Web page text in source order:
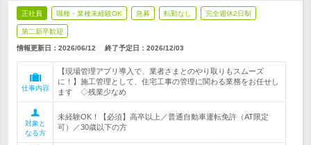
正社員 職種・業種未経験OK 急募 転勤なし 完全週休2日制
第二新卒歓迎
情報更新日：2026/06/12 終了予定日： 2026/12/03
仕事内容
【現場管理アプリ導入で、業者さまとのやり取りもスムーズ
に！】施工管理として、住宅工事の管理に関わる業務をお任せし
ます ◇残業少なめ
対象と
なる方
未経験OK！【必須】高卒以上／普通自動車運転免許（AT限定
可）／30歳以下の方